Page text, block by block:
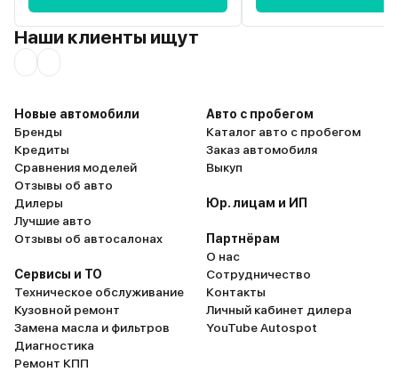
Наши клиенты ищут
Новые автомобили
Бренды
Кредиты
Сравнения моделей
Отзывы об авто
Дилеры
Лучшие авто
Отзывы об автосалонах
Сервисы и ТО
Техническое обслуживание
Кузовной ремонт
Замена масла и фильтров
Диагностика
Ремонт КПП
Авто с пробегом
Каталог авто с пробегом
Заказ автомобиля
Выкуп
Юр. лицам и ИП
Партнёрам
О нас
Сотрудничество
Контакты
Личный кабинет дилера
YouTube Autospot